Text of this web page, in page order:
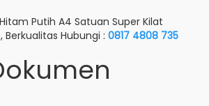
Putih A4 Satuan Super Kilat
Hubungi : 0817 4808 735